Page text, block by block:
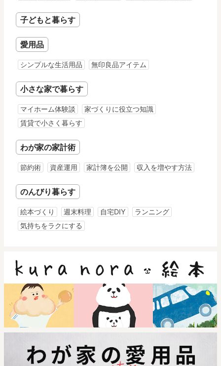
子どもと暮らす
愛用品
シンプルな生活用品 無印良品アイテム
小さな家で暮らす
マイホーム体験談
家づくりに役立つ知識
賃貸で小さく暮らす
わが家の家計術
節約術 資産運用 家計簿を公開 収入を増やす方法
のんびり暮らす
絵本づくり 週末料理 自宅DIY
ランニング
気持ちをラクにする